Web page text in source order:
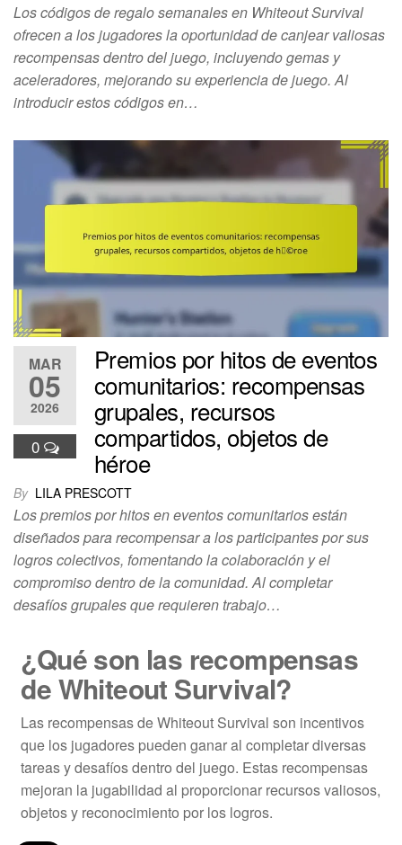
Los códigos de regalo semanales en Whiteout Survival
ofrecen a los jugadores la oportunidad de canjear valiosas
recompensas dentro del juego, incluyendo gemas y
aceleradores, mejorando su experiencia de juego. Al
introducir estos códigos en…
MAR
05
2026
0
Premios por hitos de eventos
comunitarios: recompensas
grupales, recursos
compartidos, objetos de
héroe
By LILA PRESCOTT
Los premios por hitos en eventos comunitarios están
diseñados para recompensar a los participantes por sus
logros colectivos, fomentando la colaboración y el
compromiso dentro de la comunidad. Al completar
desafíos grupales que requieren trabajo…
¿Qué son las recompensas
de Whiteout Survival?
Las recompensas de Whiteout Survival son incentivos
que los jugadores pueden ganar al completar diversas
tareas y desafíos dentro del juego. Estas recompensas
mejoran la jugabilidad al proporcionar recursos valiosos,
objetos y reconocimiento por los logros.